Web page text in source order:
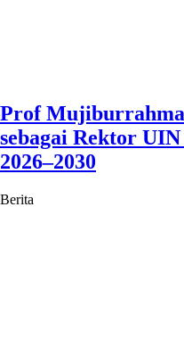
Prof
sebagai Rektor
2026–2030
Berita